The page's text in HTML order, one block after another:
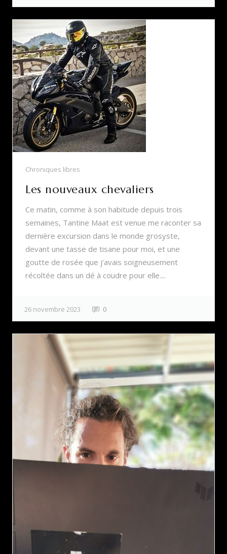
Chroniques libres
Les nouveaux chevaliers
Ce matin, comme à son habitude depuis trois
semaines, Tantine Maat est venue me raconter sa
dernière excursion dans le monde grosyste,
devant une tasse de tisane pour moi, et une
goutte de rosée que j’avais soigneusement
récoltée dans un dé à coudre pour elle....
26 novembre 2023 0